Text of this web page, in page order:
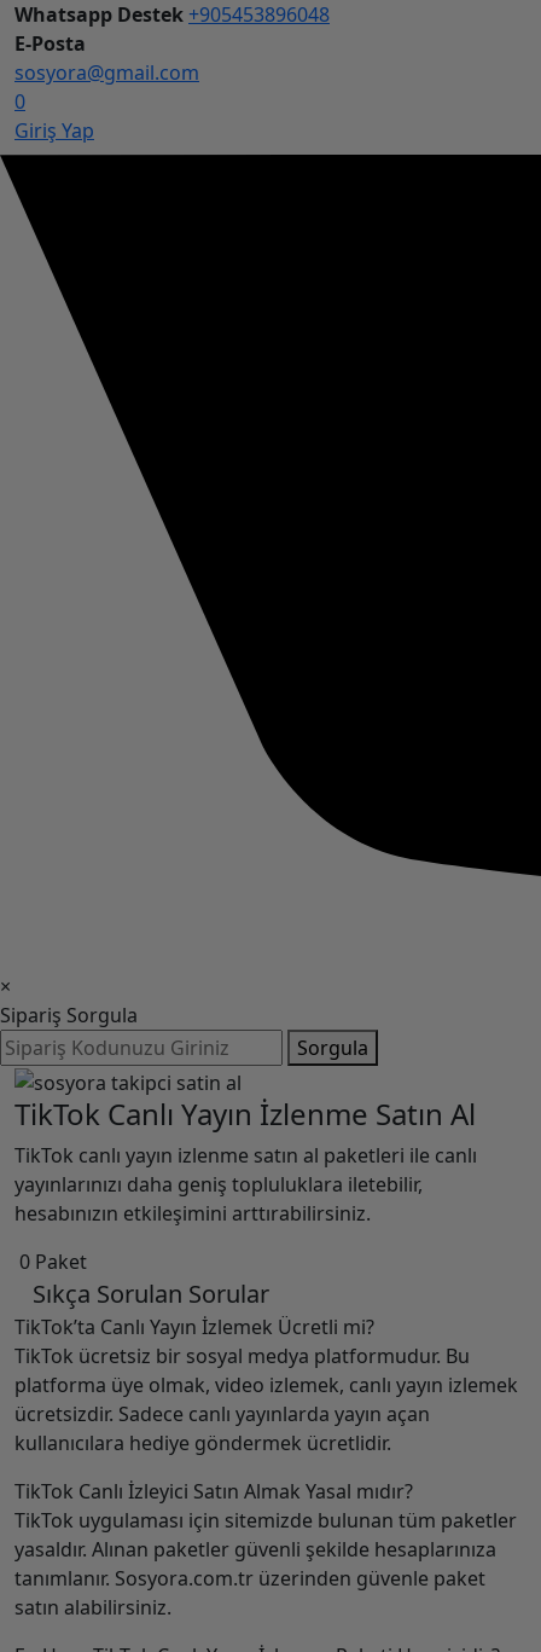
Whatsapp Destek +905453896048
E-Posta
sosyora@gmail.com
0
Giriş Yap
×
Sipariş Sorgula
Sorgula
TikTok Canlı Yayın İzlenme Satın Al
TikTok canlı yayın izlenme satın al paketleri ile canlı
yayınlarınızı daha geniş topluluklara iletebilir,
hesabınızın etkileşimini arttırabilirsiniz.
0 Paket
Sıkça Sorulan Sorular
TikTok’ta Canlı Yayın İzlemek Ücretli mi?
TikTok ücretsiz bir sosyal medya platformudur. Bu
platforma üye olmak, video izlemek, canlı yayın izlemek
ücretsizdir. Sadece canlı yayınlarda yayın açan
kullanıcılara hediye göndermek ücretlidir.
TikTok Canlı İzleyici Satın Almak Yasal mıdır?
TikTok uygulaması için sitemizde bulunan tüm paketler
yasaldır. Alınan paketler güvenli şekilde hesaplarınıza
tanımlanır. Sosyora.com.tr üzerinden güvenle paket
satın alabilirsiniz.